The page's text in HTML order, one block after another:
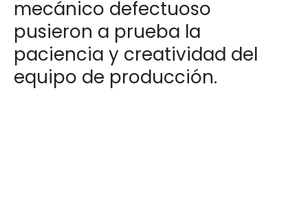
mecánico defectuoso
pusieron a prueba la
paciencia y creatividad del
equipo de producción.